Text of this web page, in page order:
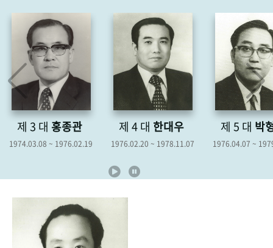
기록물 아카이브
사진 아카이브 문서 기록물 행정박물 영상 기록물
50+1주년 기념
성과 50선 숫자로 보는 50년 50 +1주년 광장
세계와 함께 한 KIHASA
제 3 대 홍종관
1974.03.08 ~ 1976.02.19
제 4 대 한대우
1976.02.20 ~ 1978.11.07
제 5 대 박
1976.04.07 ~